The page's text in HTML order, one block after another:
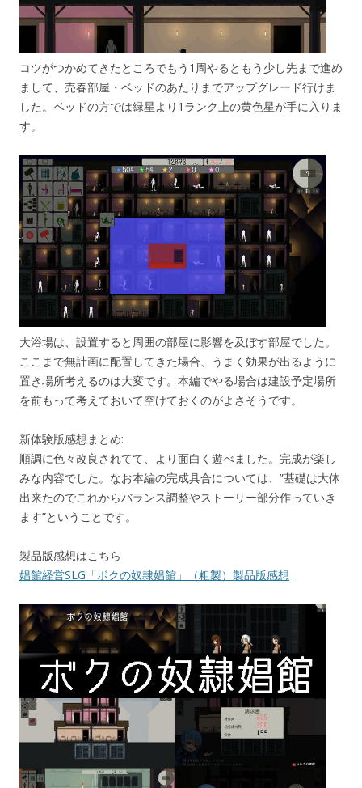
コツがつかめてきたところでもう1周やるともう少し先まで進め
まして、売春部屋・ベッドのあたりまでアップグレード行けま
した。ベッドの方では緑星より1ランク上の黄色星が手に入りま
す。
大浴場は、設置すると周囲の部屋に影響を及ぼす部屋でした。
ここまで無計画に配置してきた場合、うまく効果が出るように
置き場所考えるのは大変です。本編でやる場合は建設予定場所
を前もって考えておいて空けておくのがよさそうです。
新体験版感想まとめ:
順調に色々改良されてて、より面白く遊べました。完成が楽し
みな内容でした。なお本編の完成具合については、”基礎は大体
出来たのでこれからバランス調整やストーリー部分作っていき
ます”ということです。
製品版感想はこちら
娼館経営SLG「ボクの奴隷娼館」（粗製）製品版感想